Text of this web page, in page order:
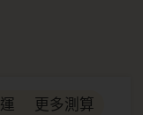
更多測算